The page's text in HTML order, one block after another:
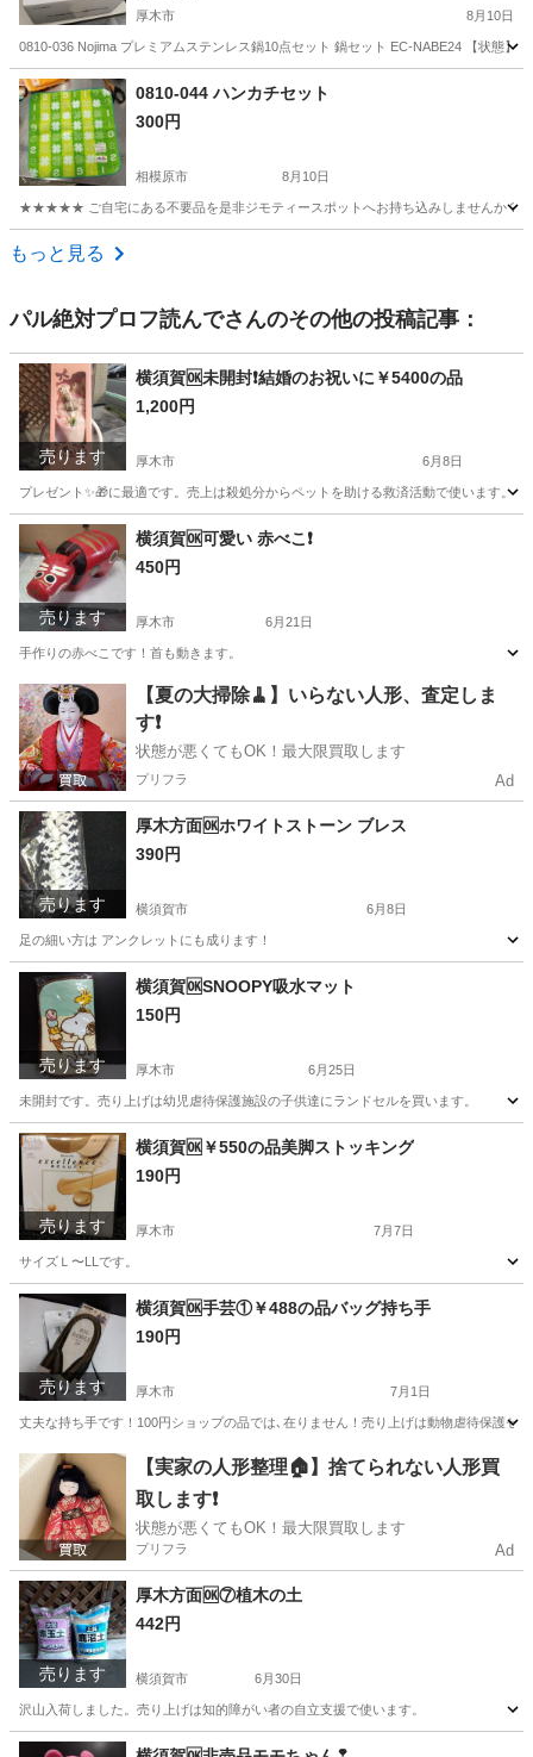
厚木市 8月10日
0810-036 Nojima プレミアムステンレス鍋10点セット 鍋セット EC-NABE24 【状態
神奈川 厚木市 現地
0810-044 ハンカチセット
300円
相模原市 8月10日
★★★★★ ご自宅にある不要品を是非ジモティースポットへお持ち込みしませんか？
神奈川 相模原市
もっと見る
パル絶対プロフ読んでさんのその他の投稿記事：
売ります
横須賀🆗未開封❗️結婚のお祝いに￥5400の品
1,200円
厚木市 6月8日
プレゼント✨🎁に最適です。売上は殺処分からペットを助ける救済活動で使います。
神奈川 厚木市 その他
売ります
横須賀🆗可愛い 赤べこ❗️
450円
厚木市 6月21日
手作りの赤べこです！首も動きます。
神奈川 家具 神奈川 横須賀市 家具
【夏の大掃除🧹】いらない人形、査定しま
す❗️
状態が悪くてもOK！最大限買取します
プリフラ Ad
売ります
厚木方面🆗ホワイトストーン ブレス
390円
横須賀市 6月8日
足の細い方は アンクレットにも成ります！
神奈川 横須賀市 生活雑貨 アンクレット
売ります
横須賀🆗SNOOPY吸水マット
150円
厚木市 6月25日
未開封です。売り上げは幼児虐待保護施設の子供達にランドセルを買います。
神奈川 厚木市 ノベルティグッズ 神奈川 横須賀市
ノベルティグッズ 吸水
売ります
横須賀🆗￥550の品美脚ストッキング
190円
厚木市 7月7日
サイズＬ〜LLです。
神奈川 厚木市 その他 神奈川 横須賀市 その他
売ります
横須賀🆗手芸①￥488の品バッグ持ち手
190円
厚木市 7月1日
丈夫な持ち手です！100円ショップの品では､在りません！売り上げは動物虐待保護セ
神奈川 厚木市 その他 100円ショップ
【実家の人形整理🏠】捨てられない人形買
取します❗️
状態が悪くてもOK！最大限買取します
プリフラ Ad
売ります
厚木方面🆗⑦植木の土
442円
横須賀市 6月30日
沢山入荷しました。売り上げは知的障がい者の自立支援で使います。
神奈川 横須賀市 その他